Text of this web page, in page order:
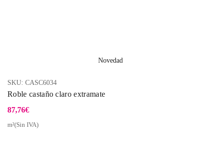
Novedad
SKU: CASC6034
Roble castaño claro extramate
87,76€
m²(Sin IVA)